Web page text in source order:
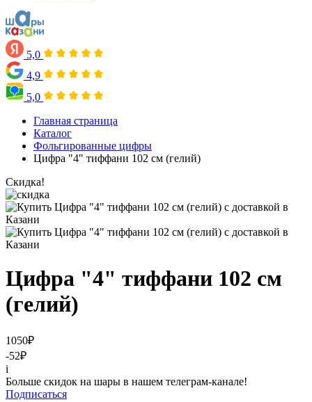
5,0
4,9
5,0
Главная страница
Каталог
Фольгированные цифры
Цифра "4" тиффани 102 см (гелий)
Скидка!
Цифра "4" тиффани 102 см
(гелий)
1050₽
-52₽
i
Больше скидок на шары в нашем телеграм-канале!
Подписаться